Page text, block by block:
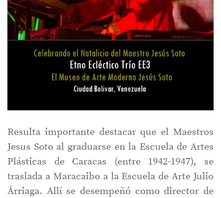
Resulta importante destacar que el Maestros
Jesus Soto al graduarse en la Escuela de Artes
Plásticas de Caracas (entre 1942-1947), se
traslada a Maracaibo a la Escuela de Arte Julio
Árriaga. Allí se desempeñó como director de